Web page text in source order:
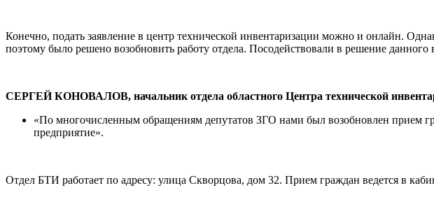
Конечно, подать заявление в центр технической инвентаризации можно и онлайн.
поэтому было решено возобновить работу отдела. Посодействовали в решение
СЕРГЕЙ КОНОВАЛОВ, начальник отдела областного Центра технической
«По многочисленным обращениям депутатов ЗГО нами был возобновлен прием
предприятие».
Отдел БТИ работает по адресу: улица Скворцова, дом 32. Прием граждан ведется в